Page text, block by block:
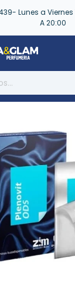
Lunes a
A 20:00